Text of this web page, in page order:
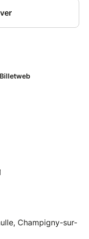
Champigny-sur-